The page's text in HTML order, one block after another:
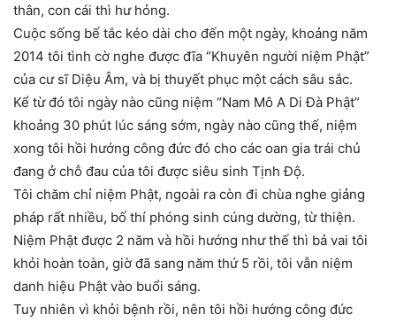
thân, con cái thì hư hỏng.
Cuộc sống bế tắc kéo dài cho đến một ngày, khoảng năm
2014 tôi tình cờ nghe được đĩa “Khuyên người niệm Phật”
của cư sĩ Diệu Âm, và bị thuyết phục một cách sâu sắc.
Kể từ đó tôi ngày nào cũng niệm “Nam Mô A Di Đà Phật”
khoảng 30 phút lúc sáng sớm, ngày nào cũng thế, niệm
xong tôi hồi hướng công đức đó cho các oan gia trái chủ
đang ở chỗ đau của tôi được siêu sinh Tịnh Độ.
Tôi chăm chỉ niệm Phật, ngoài ra còn đi chùa nghe giảng
pháp rất nhiều, bố thí phóng sinh cúng dường, từ thiện.
Niệm Phật được 2 năm và hồi hướng như thế thì bả vai tôi
khỏi hoàn toàn, giờ đã sang năm thứ 5 rồi, tôi vẫn niệm
danh hiệu Phật vào buổi sáng.
Tuy nhiên vì khỏi bệnh rồi, nên tôi hồi hướng công đức